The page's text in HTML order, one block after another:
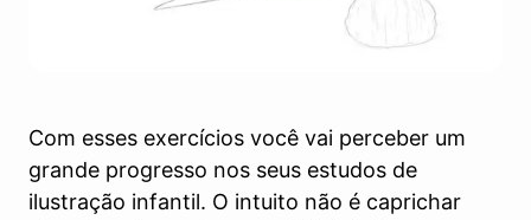
Com esses exercícios você vai perceber um
grande progresso nos seus estudos de
ilustração infantil. O intuito não é caprichar